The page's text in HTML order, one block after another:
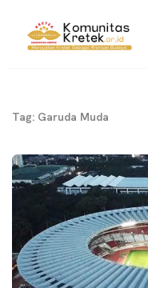
Tag: Garuda Muda